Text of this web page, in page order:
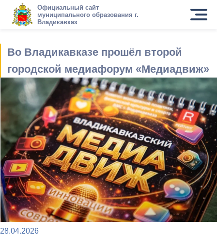
Официальный сайт
муниципального образования г.
Владикавказ
Во Владикавказе прошёл второй
городской медиафорум «Медиадвиж»
28.04.2026